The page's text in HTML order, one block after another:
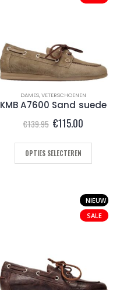
DAMES,VETERSCHOENEN
KMB A7600 Sand suede
€139.95 Oorspronkelijke
prijs
was:
€139.95.
€115.00Huidige
is:
OPTIES SELECTEREN
NIEUW
SALE